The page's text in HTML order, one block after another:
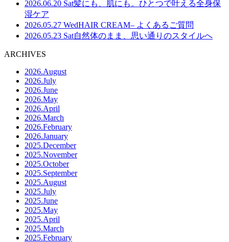
2026.06.20 Sat髪にも、肌にも。ひとつで叶える全身保
湿ケア
2026.05.27 WedHAIR CREAM– よくあるご質問
2026.05.23 Sat自然体のまま、思い通りのスタイルへ
ARCHIVES
2026.August
2026.July
2026.June
2026.May
2026.April
2026.March
2026.February
2026.January
2025.December
2025.November
2025.October
2025.September
2025.August
2025.July
2025.June
2025.May
2025.April
2025.March
2025.February